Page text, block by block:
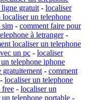
ligne gratuit - localiser
localiser un telephone
sim - comment faire pour
à letranger-
localiser un telephone
un pc - localiser
telephone iphone
gratuitement - comment
- localiser un telephone
free - localiser un
telephone portable -